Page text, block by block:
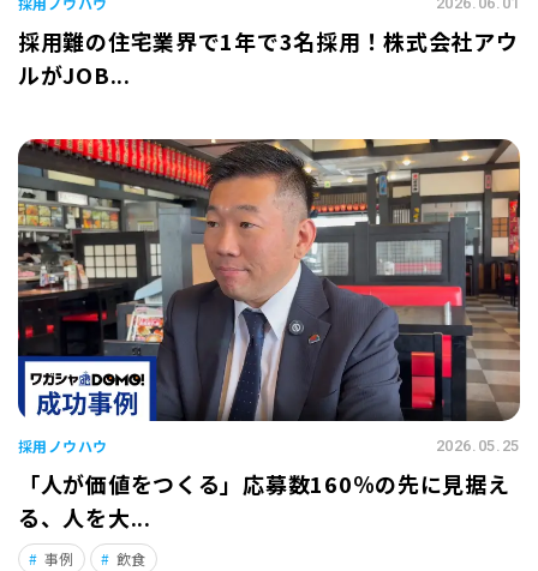
採用難の住宅業界で1年で3名採用！株式会社アウ
ルがJOB...
採用ノウハウ 2026.05.25
「人が価値をつくる」応募数160％の先に見据え
る、人を大...
事例 飲食